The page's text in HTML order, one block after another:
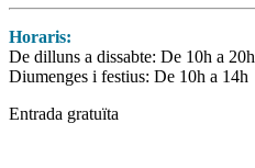
Horaris:
De dilluns a dissabte: De 10h a 20h
Diumenges i festius: De 10h a 14h
Entrada gratuïta